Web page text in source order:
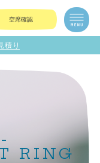
空席確認
積り
RING